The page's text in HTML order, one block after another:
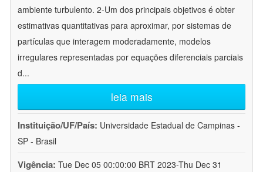
ambiente turbulento. 2-Um dos principais objetivos é obter
estimativas quantitativas para aproximar, por sistemas de
partículas que interagem moderadamente, modelos
irregulares representadas por equações diferenciais parciais
d...
leia mais
Instituição/UF/País: Universidade Estadual de Campinas -
SP - Brasil
Vigência: Tue Dec 05 00:00:00 BRT 2023-Thu Dec 31